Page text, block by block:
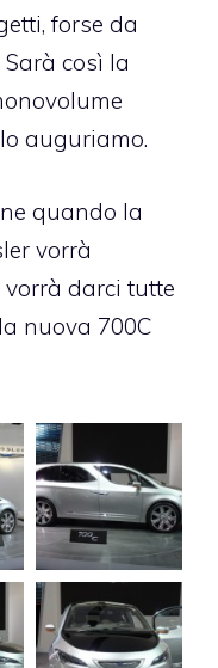
forse da
così la
auguriamo.
quando la
vorrà
darci tutte
nuova 700C